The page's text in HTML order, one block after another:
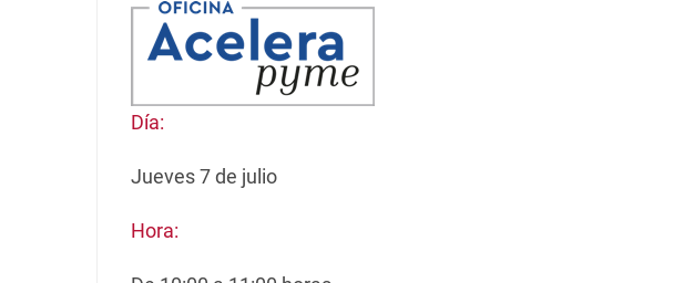
Día:
Jueves 7 de julio
Hora: